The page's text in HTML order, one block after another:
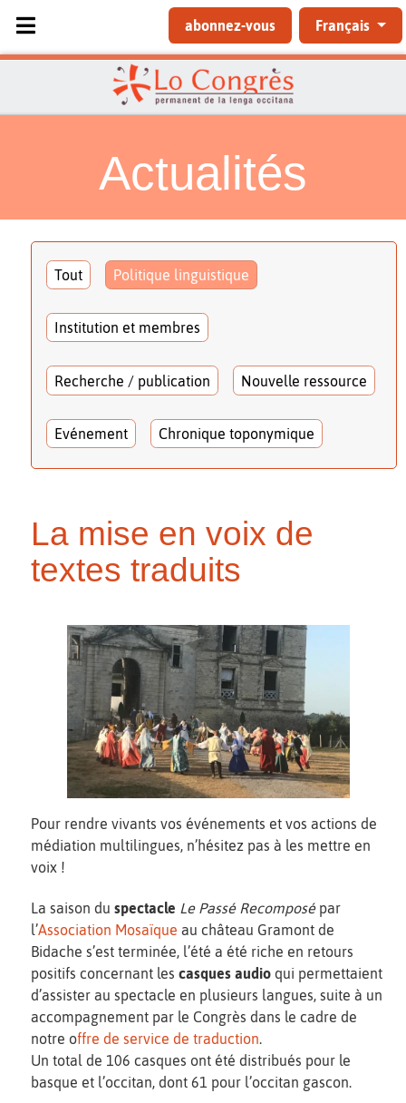
Sélectionnez votre langue
abonnez-vous Français
Actualités
Tout Politique linguistique
Institution et membres
Recherche / publication Nouvelle ressource
Evénement Chronique toponymique
La mise en voix de
textes traduits
Pour rendre vivants vos événements et vos actions de
médiation multilingues, n’hésitez pas à les mettre en
voix !
La saison du spectacle Le Passé Recomposépar
l’Association Mosaïque au château Gramont de
Bidache s’est terminée, l’été a été riche en retours
positifs concernant les casques audio qui permettaient
d’assister au spectacle en plusieurs langues, suite à un
accompagnement par le Congrès dans le cadre de
notre offre de service de traduction.
Un total de 106 casques ont été distribués pour le
basque et l’occitan, dont 61 pour l’occitan gascon.